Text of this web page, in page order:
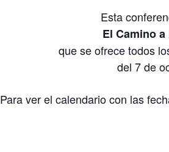
Esta
El Camino
que se ofrece todos
del 7 de
Para ver el calendario con las